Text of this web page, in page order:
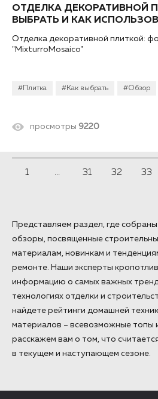
#Плитка #Как выбрать #Обзор
ОТДЕЛКА ДЕКОРАТИВНОЙ
ВЫБРАТЬ И КАК
Отделка декоративной плиткой:
"MixturroMоsaico"
просмотры 9220
1 ... 31 32 33
Представляем раздел, где
обзоры, посвященные
материалам, новинкам и
ремонте. Наши эксперты
информацию о самых важных
технологиях отделки и
найдете рейтинги домашней
материалов – всевозможные топы
расскажем вам о том, что
в текущем и наступающем сезоне.